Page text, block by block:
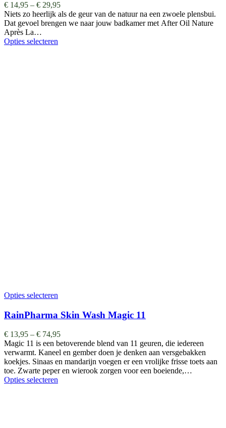
€ 14,95 – € 29,95
Niets zo heerlijk als de geur van de natuur na een zwoele plensbui.
Dat gevoel brengen we naar jouw badkamer met After Oil Nature
Après La…
Opties selecteren
Opties selecteren
RainPharma Skin Wash Magic 11
€ 13,95 – € 74,95
Magic 11 is een betoverende blend van 11 geuren, die iedereen
verwarmt. Kaneel en gember doen je denken aan versgebakken
koekjes. Sinaas en mandarijn voegen er een vrolijke frisse toets aan
toe. Zwarte peper en wierook zorgen voor een boeiende,…
Opties selecteren